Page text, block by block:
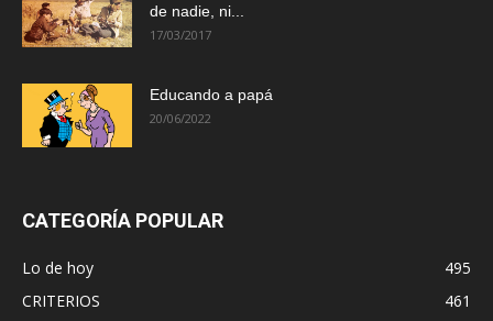
de nadie, ni...
17/03/2017
Educando a papá
20/06/2022
CATEGORÍA POPULAR
Lo de hoy
495
CRITERIOS
461